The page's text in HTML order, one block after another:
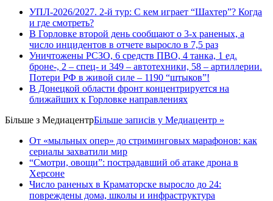
УПЛ-2026/2027. 2-й тур: С кем играет “Шахтер”? Когда
и где смотреть?
В Горловке второй день сообщают о 3-х раненых, а
число инцидентов в отчете выросло в 7,5 раз
Уничтожены РСЗО, 6 средств ПВО, 4 танка, 1 ед.
броне-, 2 – спец- и 349 – автотехники, 58 – артиллерии.
Потери РФ в живой силе – 1190 “штыков”!
В Донецкой области фронт концентрируется на
ближайших к Горловке направлениях
Більше з МедиацентрБільше записів у Медиацентр »
От «мыльных опер» до стриминговых марафонов: как
сериалы захватили мир
“Смотри, овощи”: пострадавший об атаке дрона в
Херсоне
Число раненых в Краматорске выросло до 24:
повреждены дома, школы и инфраструктура